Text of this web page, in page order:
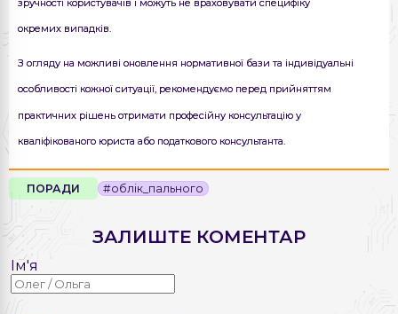
окремих випадків.
З огляду на можливі оновлення нормативної бази та індивідуальні
особливості кожної ситуації, рекомендуємо перед прийняттям
практичних рішень отримати професійну консультацію у
кваліфікованого юриста або податкового консультанта.
ПОРАДИ #облік_пального
ЗАЛИШТЕ КОМЕНТАР
Ім'я